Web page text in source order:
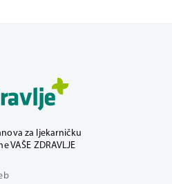
za ljekarničku
VAŠE ZDRAVLJE